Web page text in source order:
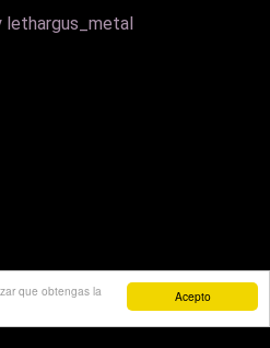
Acepto
que obtengas la